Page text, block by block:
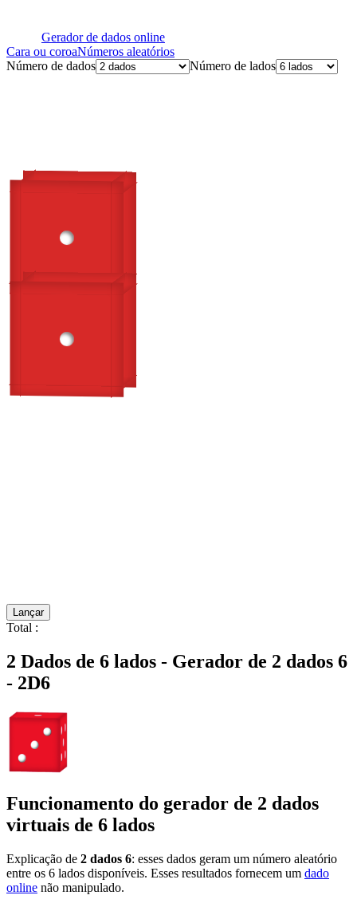
Gerador de dados online
Cara ou coroaNúmeros aleatórios
Número de dados
Número de lados
Lançar
Total :
2 Dados de 6 lados - Gerador de 2 dados 6
- 2D6
Funcionamento do gerador de 2 dados
virtuais de 6 lados
Explicação de 2 dados 6: esses dados geram um número aleatório
entre os 6 lados disponíveis. Esses resultados fornecem um dado
online não manipulado.